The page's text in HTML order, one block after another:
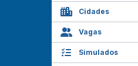
Cidades
Vagas
Simulados